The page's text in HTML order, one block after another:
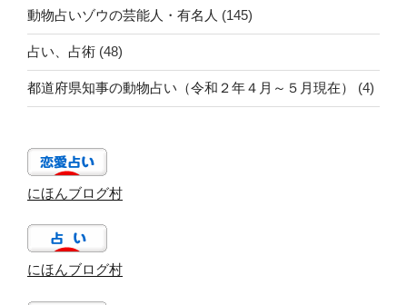
動物占いゾウの芸能人・有名人 (145)
占い、占術 (48)
都道府県知事の動物占い（令和２年４月～５月現在） (4)
にほんブログ村
にほんブログ村